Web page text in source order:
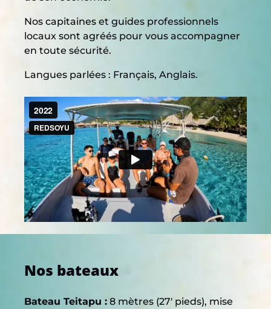
Nos capitaines et guides professionnels
locaux sont agréés pour vous accompagner
en toute sécurité.
Langues parlées : Français, Anglais.
Nos bateaux
Bateau Teitapu : 8 mètres (27′ pieds), mise